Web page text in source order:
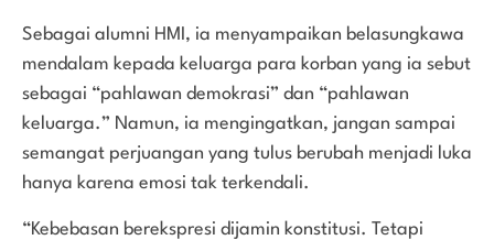
Sebagai alumni HMI, ia menyampaikan belasungkawa
mendalam kepada keluarga para korban yang ia sebut
sebagai “pahlawan demokrasi” dan “pahlawan
keluarga.” Namun, ia mengingatkan, jangan sampai
semangat perjuangan yang tulus berubah menjadi luka
hanya karena emosi tak terkendali.
“Kebebasan berekspresi dijamin konstitusi. Tetapi